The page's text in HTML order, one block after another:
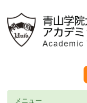
メニュー